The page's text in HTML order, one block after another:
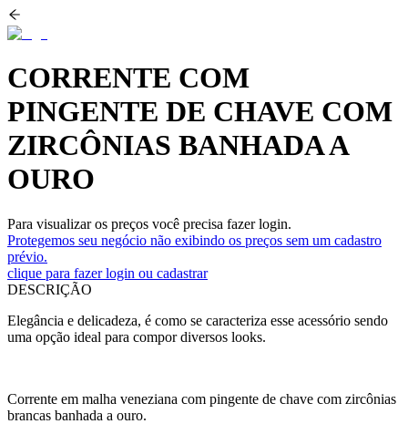
CORRENTE COM
PINGENTE DE CHAVE COM
ZIRCÔNIAS BANHADA A
OURO
Para visualizar os preços você precisa fazer login.
Protegemos seu negócio não exibindo os preços sem um cadastro
prévio.
clique para fazer login ou cadastrar
DESCRIÇÃO
Elegância e delicadeza, é como se caracteriza esse acessório sendo
uma opção ideal para compor diversos looks.
Corrente em malha veneziana com pingente de chave com zircônias
brancas banhada a ouro.